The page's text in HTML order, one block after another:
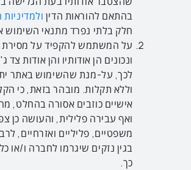
בהתאם להוראות הדין
חלק בלתי נפרד מתנאי השימוש
על המשתמש להקפיד על מסירת
ונכונים הן אודותיו והן אודות
לכך, על-מנת שהשימוש באתר
וללא תקלות. מובהר בזאת, כי
אישיים כוזבים אסורה בהחלט,
ואף עבירה פלילית, והעושה כן
משפטיים, פליליים ואזרחיים,
בגין נזקים שיגרמו לחברה ו/
כך.